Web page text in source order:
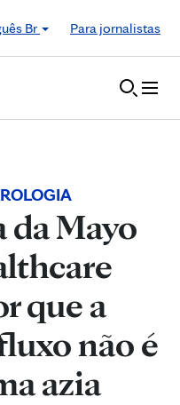
Br
Para jornalistas
Mayo
que a
não é
azia